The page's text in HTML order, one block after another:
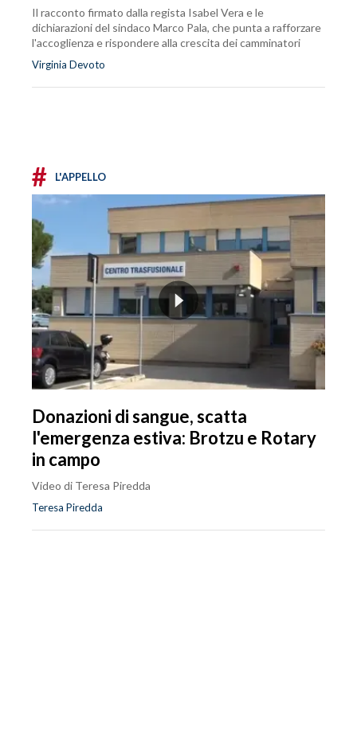
Il racconto firmato dalla regista Isabel Vera e le
dichiarazioni del sindaco Marco Pala, che punta a rafforzare
l'accoglienza e rispondere alla crescita dei camminatori
Virginia Devoto
# L'APPELLO
Donazioni di sangue, scatta
l'emergenza estiva: Brotzu e Rotary
in campo
Video di Teresa Piredda
Teresa Piredda